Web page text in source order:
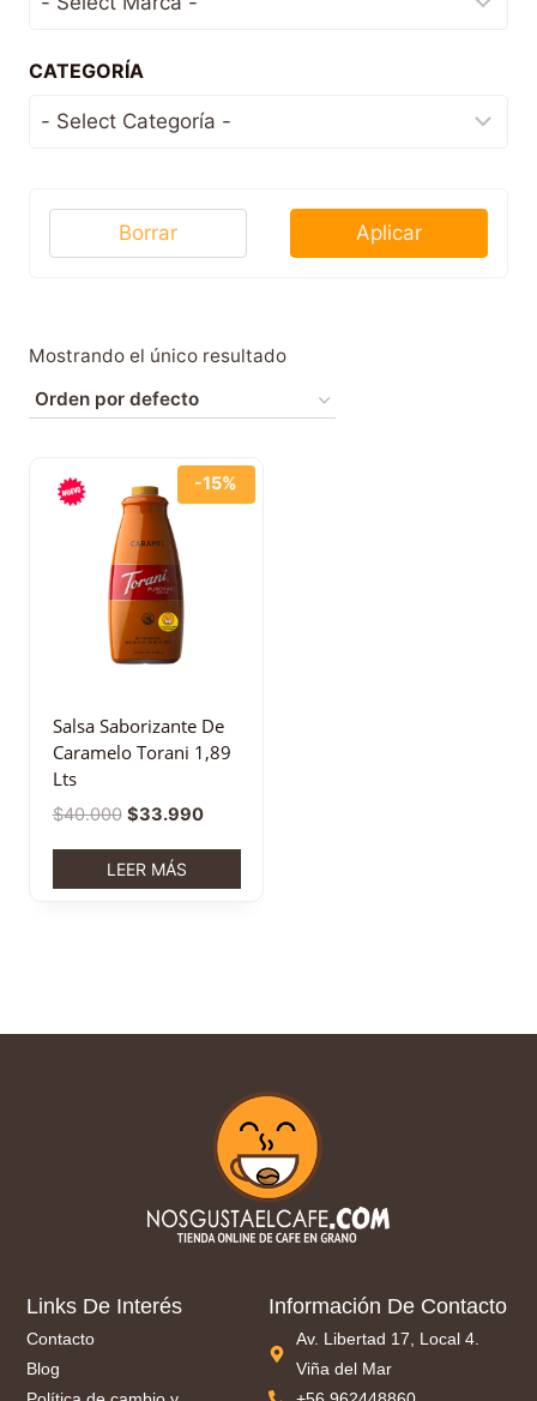
Mostrando el único resultado
-15%
Salsa Saborizante De
Caramelo Torani 1,89
Lts
$40.000 $33.990
LEER MÁS
CATEGORÍA
Aplicar
Borrar
Links De Interés
Contacto
Blog
Información De Contacto
Av. Libertad 17, Local 4.
Viña del Mar